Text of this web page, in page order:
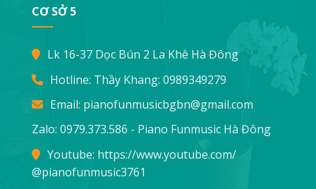
CƠ SỞ 5
Lk 16-37 Dọc Bún 2 La Khê Hà Đông
Hotline: Thầy Khang: 0989349279
Email: pianofunmusicbgbn@gmail.com
Zalo: 0979.373.586 - Piano Funmusic Hà Đông
Youtube: https://www.youtube.com/
@pianofunmusic3761